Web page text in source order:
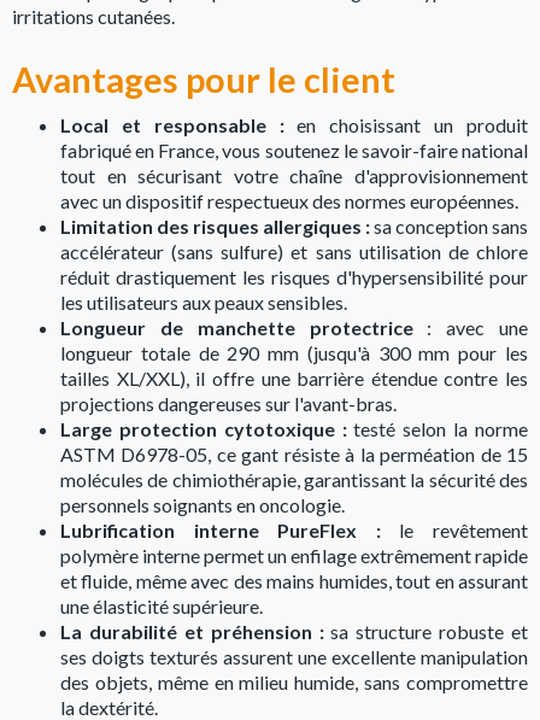
irritations cutanées.
Avantages pour le client
Local et responsable :en choisissant un produit
fabriqué en France, vous soutenez le savoir-faire national
tout en sécurisant votre chaîne d'approvisionnement
avec un dispositif respectueux des normes européennes.
Limitation des risques allergiques :sa conception sans
accélérateur (sans sulfure) et sans utilisation de chlore
réduit drastiquement les risques d'hypersensibilité pour
les utilisateurs aux peaux sensibles.
Longueur de manchette protectrice : avec une
longueur totale de 290 mm (jusqu'à 300 mm pour les
tailles XL/XXL), il offre une barrière étendue contre les
projections dangereuses sur l'avant-bras.
Large protection cytotoxique :testé selon la norme
ASTM D6978-05, ce gant résiste à la perméation de 15
molécules de chimiothérapie, garantissant la sécurité des
personnels soignants en oncologie.
Lubrification interne PureFlex : le revêtement
polymère interne permet un enfilage extrêmement rapide
et fluide, même avec des mains humides, tout en assurant
une élasticité supérieure.
La durabilité et préhension :sa structure robuste et
ses doigts texturés assurent une excellente manipulation
des objets, même en milieu humide, sans compromettre
la dextérité.